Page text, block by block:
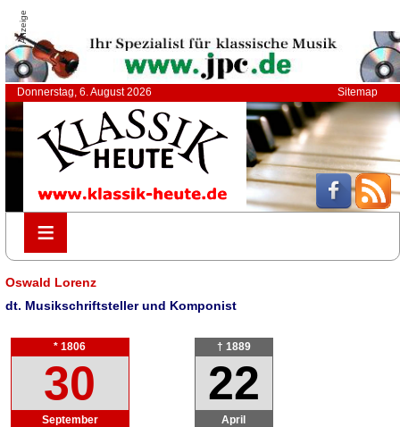
Anzeige
Donnerstag, 6. August 2026 Sitemap
≡
≡
Oswald Lorenz
dt. Musikschriftsteller und Komponist
* 1806
30
September
† 1889
22
April